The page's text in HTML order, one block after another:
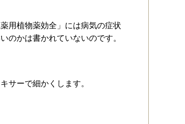
用植物薬効全」には病気の症状
のかは書かれていないのです。
サーで細かくします。